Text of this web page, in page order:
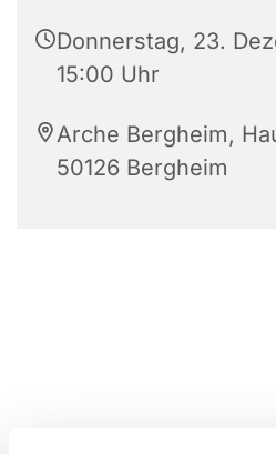
Donnerstag, 23.
15:00 Uhr
Arche Bergheim,
50126 Bergheim